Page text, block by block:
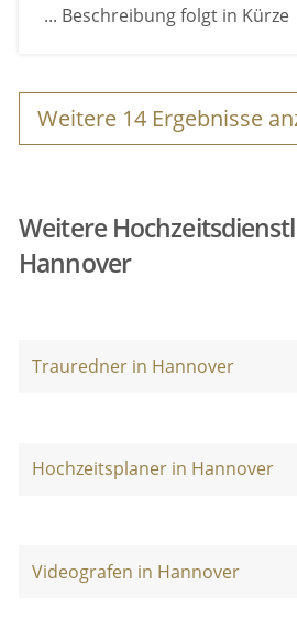
... Beschreibung folgt in Kürze
Weitere 14 Ergebnisse
Weitere
Hannover
Trauredner in Hannover
Hochzeitsplaner in Hannover
Videografen in Hannover